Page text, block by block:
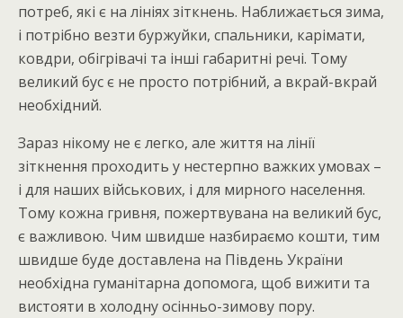
потреб, які є на лініях зіткнень. Наближається зима,
і потрібно везти буржуйки, спальники, карімати,
ковдри, обігрівачі та інші габаритні речі. Тому
великий бус є не просто потрібний, а вкрай-вкрай
необхідний.
Зараз нікому не є легко, але життя на лінії
зіткнення проходить у нестерпно важких умовах –
і для наших військових, і для мирного населення.
Тому кожна гривня, пожертвувана на великий бус,
є важливою. Чим швидше назбираємо кошти, тим
швидше буде доставлена на Південь України
необхідна гуманітарна допомога, щоб вижити та
вистояти в холодну осінньо-зимову пору.